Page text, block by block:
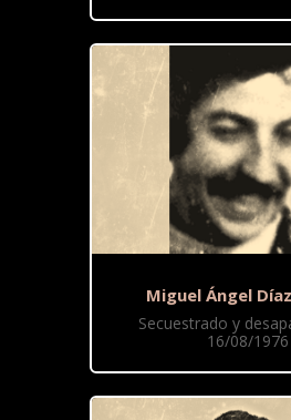
Miguel Ángel
Secuestrado y
16/08/1976